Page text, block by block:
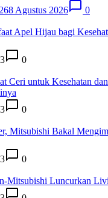
8 Agustus 2026
0
Apel Hijau bagi
0
Ceri untuk Kesehatan
0
Mitsubishi Bakal
0
Mitsubishi Luncurkan